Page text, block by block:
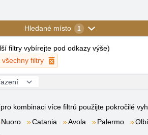
Hledané místo 1
filtry vybírejte pod odkazy výše)
všechny filtry
kombinaci více filtrů použijte pokročilé
Nuoro Catania Avola Palermo